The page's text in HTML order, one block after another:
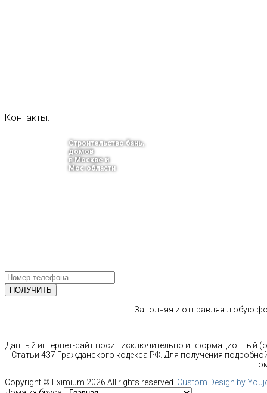
Контакты:
Строительство бань,
домов
в Москве и
Мос.области
Заполняя и отправляя любую
Данный интернет-сайт носит исключительно информационный
Статьи 437 Гражданского кодекса РФ. Для получения
Copyright © Eximium 2026 All rights reserved. Custom Design by